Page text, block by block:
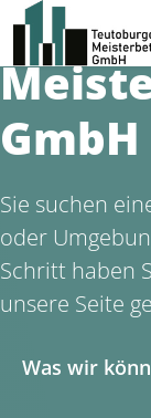
GmbH
Sie suchen
oder
Schritt haben
unsere Seite
Was wir